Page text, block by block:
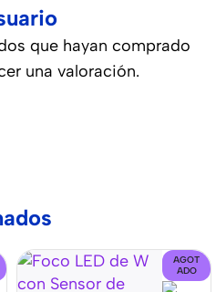
que hayan comprado
una valoración.
AGOT
ADO